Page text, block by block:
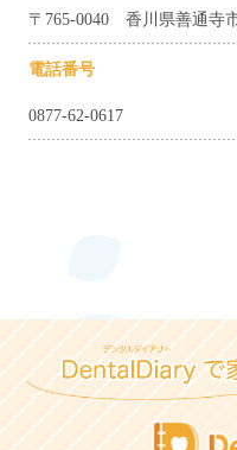
〒765-0040 香川県善通寺
電話番号
0877-62-0617